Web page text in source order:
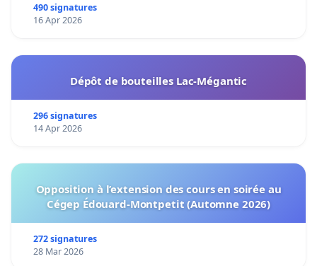
490 signatures
16 Apr 2026
Dépôt de bouteilles Lac-Mégantic
296 signatures
14 Apr 2026
Opposition à l’extension des cours en soirée au
Cégep Édouard-Montpetit (Automne 2026)
272 signatures
28 Mar 2026